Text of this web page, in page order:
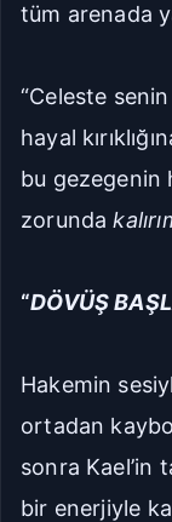
tüm arenada
“Celeste senin
hayal
bu gezegenin
zorunda
“DÖVÜŞ
Hakemin
ortadan
sonra Kael’in
bir enerjiyle